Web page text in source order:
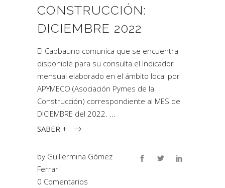
CONSTRUCCIÓN:
DICIEMBRE 2022
El Capbauno comunica que se encuentra
disponible para su consulta el Indicador
mensual elaborado en el ámbito local por
APYMECO (Asociación Pymes de la
Construcción) correspondiente al MES de
DICIEMBRE del 2022.
SABER +
by Guillermina Gómez
Ferrari
0 Comentarios